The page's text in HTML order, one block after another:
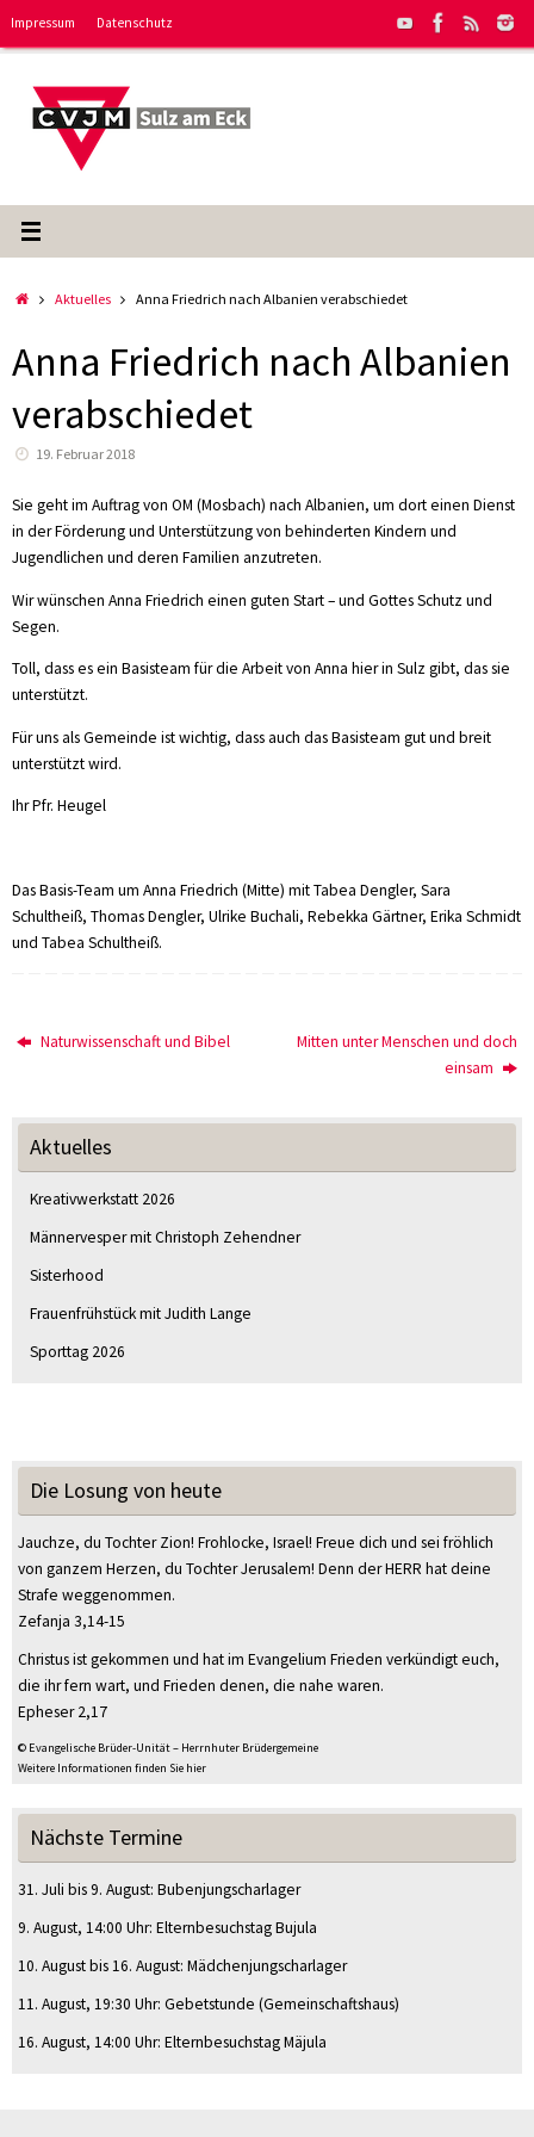
Impressum Datenschutz
StartAktuelles Anna Friedrich nach Albanien verabschiedet
Anna Friedrich nach Albanien
verabschiedet
19. Februar 2018
Sie geht im Auftrag von OM (Mosbach) nach Albanien, um dort einen Dienst
in der Förderung und Unterstützung von behinderten Kindern und
Jugendlichen und deren Familien anzutreten.
Wir wünschen Anna Friedrich einen guten Start – und Gottes Schutz und
Segen.
Toll, dass es ein Basisteam für die Arbeit von Anna hier in Sulz gibt, das sie
unterstützt.
Für uns als Gemeinde ist wichtig, dass auch das Basisteam gut und breit
unterstützt wird.
Ihr Pfr. Heugel
Das Basis-Team um Anna Friedrich (Mitte) mit Tabea Dengler, Sara
Schultheiß, Thomas Dengler, Ulrike Buchali, Rebekka Gärtner, Erika Schmidt
und Tabea Schultheiß.
Naturwissenschaft und Bibel
Mitten unter Menschen und doch
einsam
Aktuelles
Kreativwerkstatt 2026
Männervesper mit Christoph Zehendner
Sisterhood
Frauenfrühstück mit Judith Lange
Sporttag 2026
Die Losung von heute
Jauchze, du Tochter Zion! Frohlocke, Israel! Freue dich und sei fröhlich
von ganzem Herzen, du Tochter Jerusalem! Denn der HERR hat deine
Strafe weggenommen.
Zefanja 3,14-15
Christus ist gekommen und hat im Evangelium Frieden verkündigt euch,
die ihr fern wart, und Frieden denen, die nahe waren.
Epheser 2,17
© Evangelische Brüder-Unität – Herrnhuter Brüdergemeine
Weitere Informationen finden Sie hier
Nächste Termine
31. Juli bis9. August: Bubenjungscharlager
9. August, 14:00 Uhr: Elternbesuchstag Bujula
10. Augustbis16. August: Mädchenjungscharlager
11. August, 19:30 Uhr: Gebetstunde (Gemeinschaftshaus)
16. August, 14:00 Uhr: Elternbesuchstag Mäjula